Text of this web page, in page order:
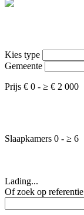
Kies type
Gemeente
Prijs € 0 - ≥ € 2 000
Slaapkamers 0 - ≥ 6
Lading...
Of zoek op referentie